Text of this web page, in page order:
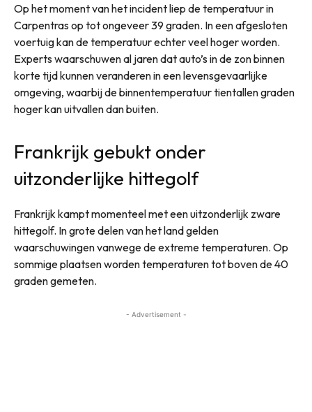
Op het moment van het incident liep de temperatuur in
Carpentras op tot ongeveer 39 graden. In een afgesloten
voertuig kan de temperatuur echter veel hoger worden.
Experts waarschuwen al jaren dat auto’s in de zon binnen
korte tijd kunnen veranderen in een levensgevaarlijke
omgeving, waarbij de binnentemperatuur tientallen graden
hoger kan uitvallen dan buiten.
Frankrijk gebukt onder
uitzonderlijke hittegolf
Frankrijk kampt momenteel met een uitzonderlijk zware
hittegolf. In grote delen van het land gelden
waarschuwingen vanwege de extreme temperaturen. Op
sommige plaatsen worden temperaturen tot boven de 40
graden gemeten.
- Advertisement -